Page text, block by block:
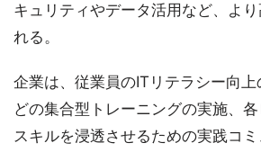
キュリティやデータ活用など、よ
れる。
企業は、従業員のITリテラシー向
どの集合型トレーニングの実施、
スキルを浸透させるための実践コミ